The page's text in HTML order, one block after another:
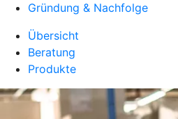
Gründung & Nachfolge
Übersicht
Beratung
Produkte